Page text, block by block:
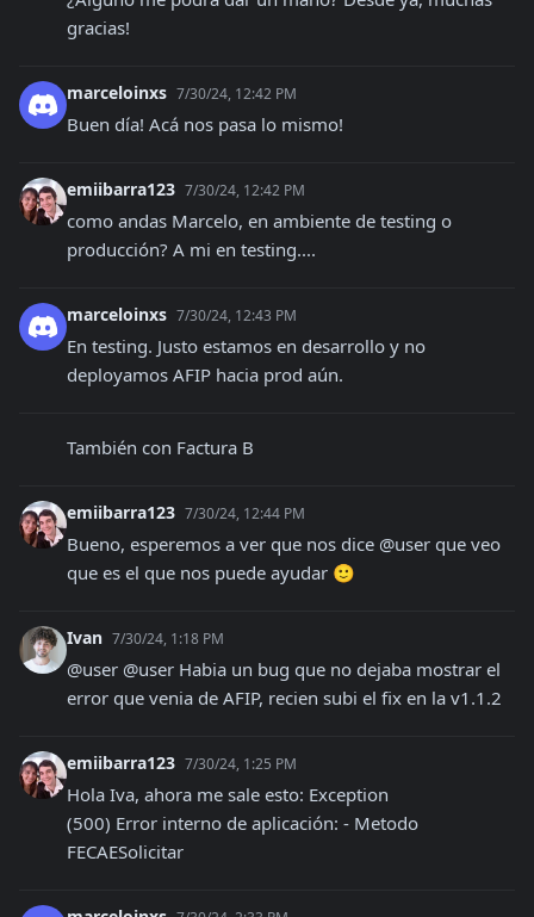
gracias!
marceloinxs 7/30/24, 12:42 PM
Buen día! Acá nos pasa lo mismo!
emiibarra123 7/30/24, 12:42 PM
como andas Marcelo, en ambiente de testing o
producción? A mi en testing....
marceloinxs 7/30/24, 12:43 PM
En testing. Justo estamos en desarrollo y no
deployamos AFIP hacia prod aún.
También con Factura B
emiibarra123 7/30/24, 12:44 PM
Bueno, esperemos a ver que nos dice @user que veo
que es el que nos puede ayudar 🙂
Ivan 7/30/24, 1:18 PM
@user @user Habia un bug que no dejaba mostrar el
error que venia de AFIP, recien subi el fix en la v1.1.2
emiibarra123 7/30/24, 1:25 PM
Hola Iva, ahora me sale esto: Exception
(500) Error interno de aplicación: - Metodo
FECAESolicitar